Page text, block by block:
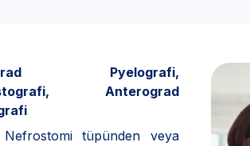
Pyelografi,
Anterograd
Nefrostomi tüpünden veya